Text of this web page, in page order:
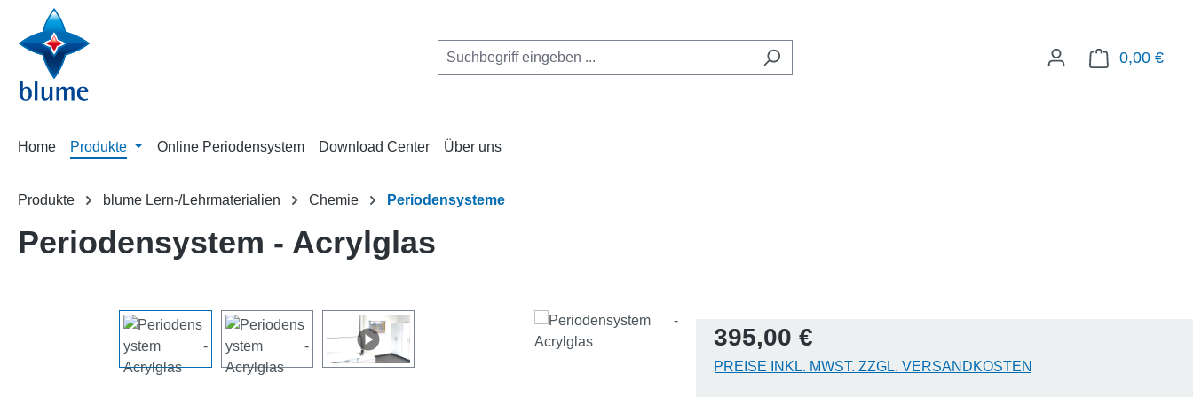
Hauptinhalt springen
Zur Suche springen
Zur Hauptnavigation springen
0,00 €
Home Produkte Online Periodensystem Download Center Über uns
Produkte blume Lern-/Lehrmaterialien Chemie Periodensysteme
Periodensystem - Acrylglas
Bildergalerie überspringen
Regulärer Preis:
395,00 €
PREISE INKL. MWST. ZZGL. VERSANDKOSTEN